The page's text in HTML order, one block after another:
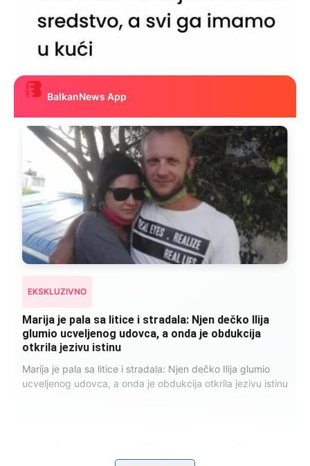
BalkanNews App
EKSKLUZIVNO
Marija je pala sa litice i stradala: Njen dečko Ilija
glumio ucveljenog udovca, a onda je obdukcija
otkrila jezivu istinu
Marija je pala sa litice i stradala: Njen dečko Ilija glumio
ucveljenog udovca, a onda je obdukcija otkrila jezivu istinu